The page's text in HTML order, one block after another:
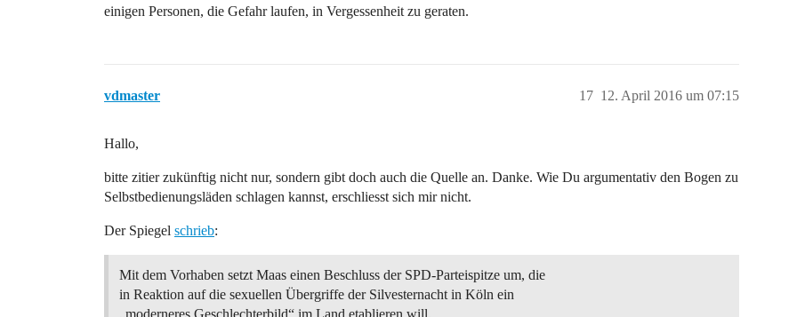
einigen Personen, die Gefahr laufen, in Vergessenheit zu geraten.
vdmaster 12. April 2016 um 07:15
17
Hallo,
bitte zitier zukünftig nicht nur, sondern gibt doch auch die Quelle an. Danke. Wie Du argumentativ den Bogen zu
Selbstbedienungsläden schlagen kannst, erschliesst sich mir nicht.
Der Spiegel schrieb:
Mit dem Vorhaben setzt Maas einen Beschluss der SPD-Parteispitze um, die
in Reaktion auf die sexuellen Übergriffe der Silvesternacht in Köln ein
„moderneres Geschlechterbild“ im Land etablieren will.